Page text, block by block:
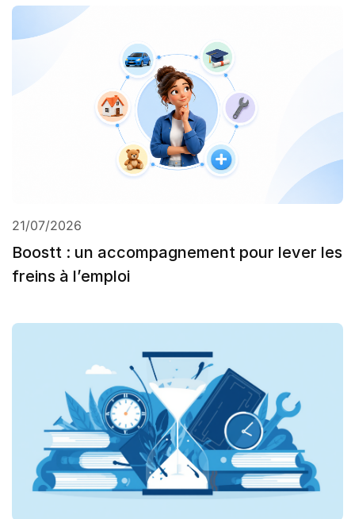
21/07/2026
Boostt : un accompagnement pour lever les
freins à l’emploi